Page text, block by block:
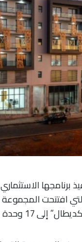
برنامجها
عبر تراب المملكة.